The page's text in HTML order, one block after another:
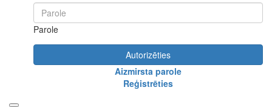
Parole
Autorizēties
Aizmirsta parole
Reģistrēties